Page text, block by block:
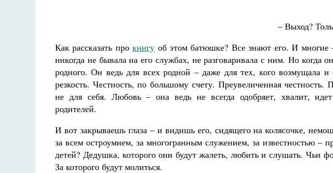
​‒ Выход?
Как рассказать прокнигу об этом батюшке? Все знают его. И
никогда не бывала на его службах, не разговаривала с ним. Но когда
родного. Он ведь для всех родной – даже для тех, кого возмущала и
резкость. Честность, по большому счету. Преувеличенная
не для себя. Любовь – она ведь не всегда одобряет, хвалит,
родителей.
И вот закрываешь глаза – и видишь его, сидящего на колясочке,
за всем остроумием, за многогранным служением, за известностью –
детей? Дедушка, которого они будут жалеть, любить и слушать. Чьи
За которого будут молиться.